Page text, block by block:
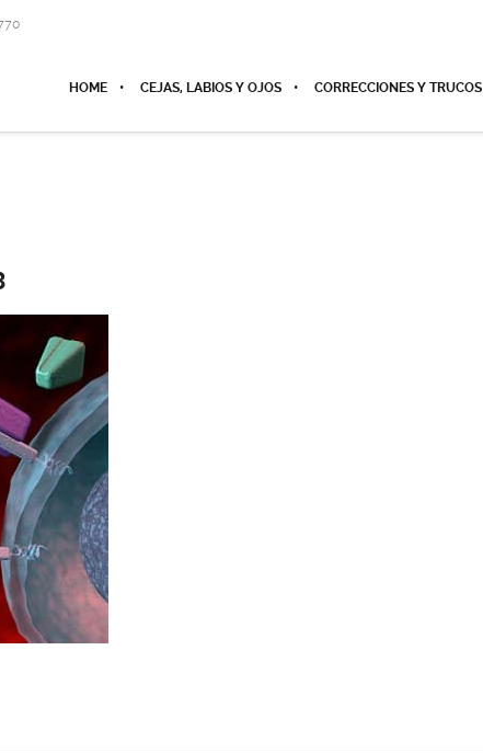
HOME
CEJAS, LABIOS Y OJOS CORRECCIONES Y TRUCOS